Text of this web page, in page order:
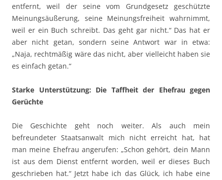
entfernt, weil der seine vom Grundgesetz geschützte
Meinungsäußerung, seine Meinungsfreiheit wahrnimmt,
weil er ein Buch schreibt. Das geht gar nicht.“ Das hat er
aber nicht getan, sondern seine Antwort war in etwa:
„Naja, rechtmäßig wäre das nicht, aber vielleicht haben sie
es einfach getan.“
Starke Unterstützung: Die Taffheit der Ehefrau gegen
Gerüchte
Die Geschichte geht noch weiter. Als auch mein
befreundeter Staatsanwalt mich nicht erreicht hat, hat
man meine Ehefrau angerufen: „Schon gehört, dein Mann
ist aus dem Dienst entfernt worden, weil er dieses Buch
geschrieben hat.“ Jetzt habe ich das Glück, ich habe eine